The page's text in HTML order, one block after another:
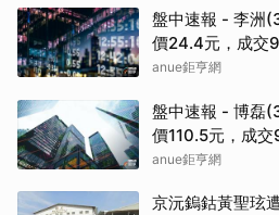
盤中速報 - 李洲
價24.4元，成交
anue鉅亨網
盤中速報 - 博磊
價110.5元，成
anue鉅亨網
京沅鎢鈷黃聖玹